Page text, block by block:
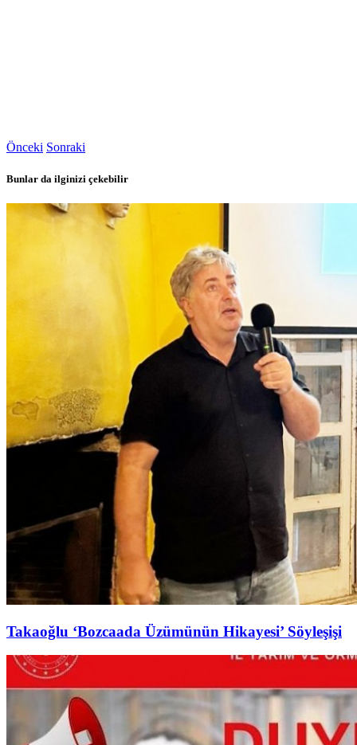
Önceki Sonraki
Bunlar da ilginizi çekebilir
Takaoğlu ‘Bozcaada Üzümünün Hikayesi’ Söyleşişi